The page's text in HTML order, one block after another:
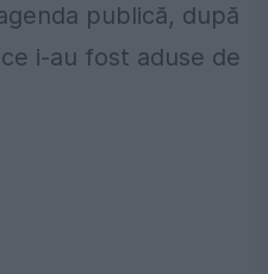
publică, după
i-au fost aduse de